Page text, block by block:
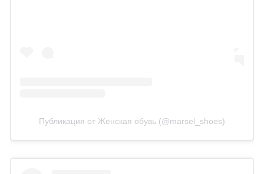
Публикация от Женская обувь (@marsel_shoes)